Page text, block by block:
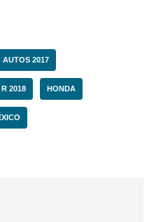
AUTOS 2017
2018 HONDA